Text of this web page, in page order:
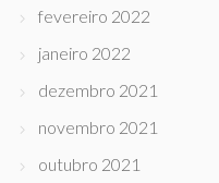
fevereiro 2022
janeiro 2022
dezembro 2021
novembro 2021
outubro 2021